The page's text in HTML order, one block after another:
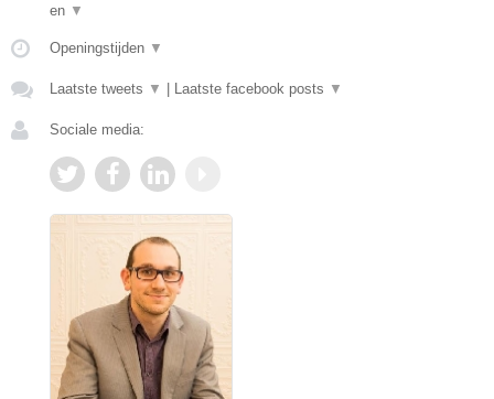
en ▼
Openingstijden ▼
Laatste tweets ▼ Laatste facebook posts ▼
Sociale media: